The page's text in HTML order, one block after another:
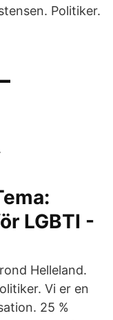
Politiker.
LGBTI -
Helleland.
Vi er en
25 %